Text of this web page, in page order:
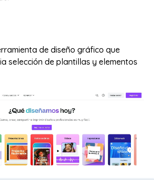
de diseño gráfico que
selección de plantillas y elementos